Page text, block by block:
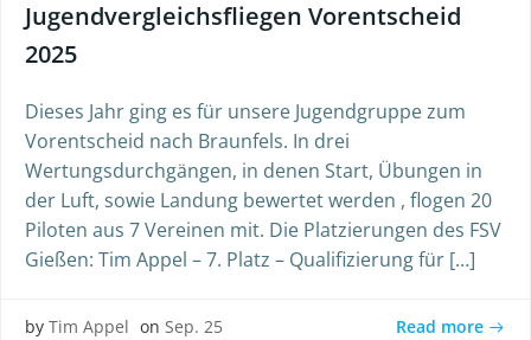
Jugendvergleichsfliegen Vorentscheid
2025
Dieses Jahr ging es für unsere Jugendgruppe zum
Vorentscheid nach Braunfels. In drei
Wertungsdurchgängen, in denen Start, Übungen in
der Luft, sowie Landung bewertet werden , flogen 20
Piloten aus 7 Vereinen mit. Die Platzierungen des FSV
Gießen: Tim Appel – 7. Platz – Qualifizierung für […]
by Tim Appel on Sep. 25 Read more